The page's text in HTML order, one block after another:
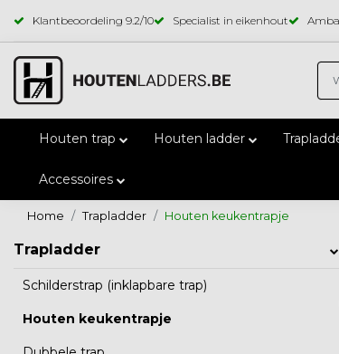
Klantbeoordeling 9.2/10 Specialist in eikenhout
Houten trap Houten ladder
Accessoires
Home Trapladder Houten keukentrapje
Trapladder
Schilderstrap (inklapbare trap)
Houten keukentrapje